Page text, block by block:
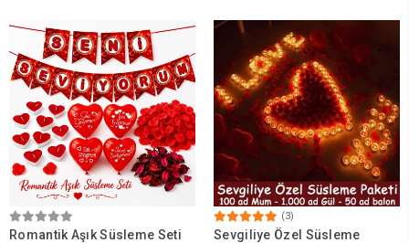
Romantik Aşık Süsleme Seti
(3)
Sevgiliye Özel Süsleme